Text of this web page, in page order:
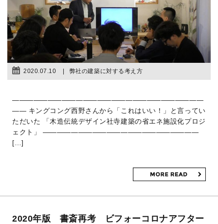
2020.07.10 弊社の建築に対する考え方
―――――――――――――――――――――――――――
―― キングコング西野さんから「これはいい！」と言ってい
ただいた 「木造伝統デザイン社寺建築の省エネ施設化プロジ
ェクト」 ――――――――――――――――――――――
[…]
2020年版 書斎再考 ビフォーコロナアフター